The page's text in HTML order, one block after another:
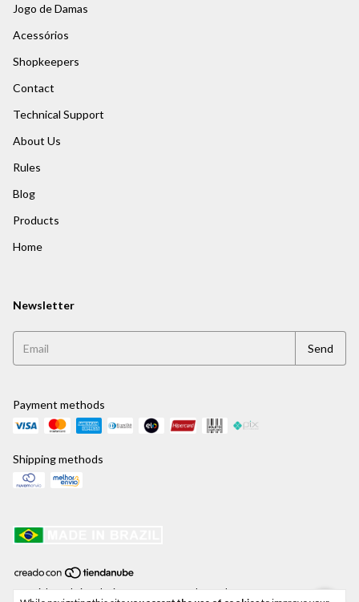
Jogo de Damas
Acessórios
Shopkeepers
Contact
Technical Support
About Us
Rules
Blog
Products
Home
Newsletter
Payment methods
Shipping methods
Copyright Jaehrig Relógios e Jogos para Xadrez Ltda - 41459250000171 -